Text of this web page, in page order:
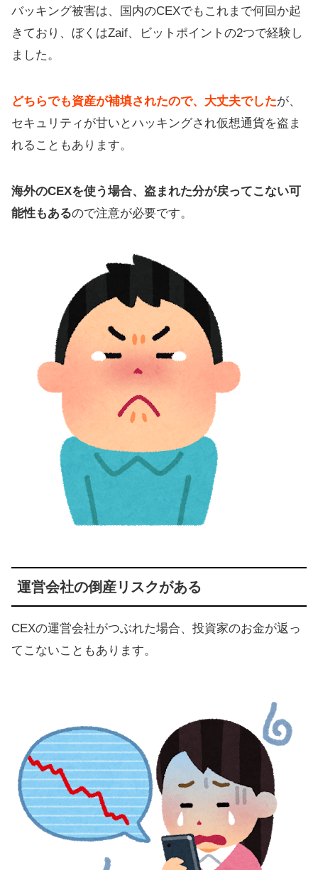
バッキング被害は、国内のCEXでもこれまで何回か起
きており、ぼくはZaif、ビットポイントの2つで経験し
ました。
どちらでも資産が補填されたので、大丈夫でしたが、
セキュリティが甘いとハッキングされ仮想通貨を盗ま
れることもあります。
海外のCEXを使う場合、盗まれた分が戻ってこない可
能性もあるので注意が必要です。
運営会社の倒産リスクがある
CEXの運営会社がつぶれた場合、投資家のお金が返っ
てこないこともあります。